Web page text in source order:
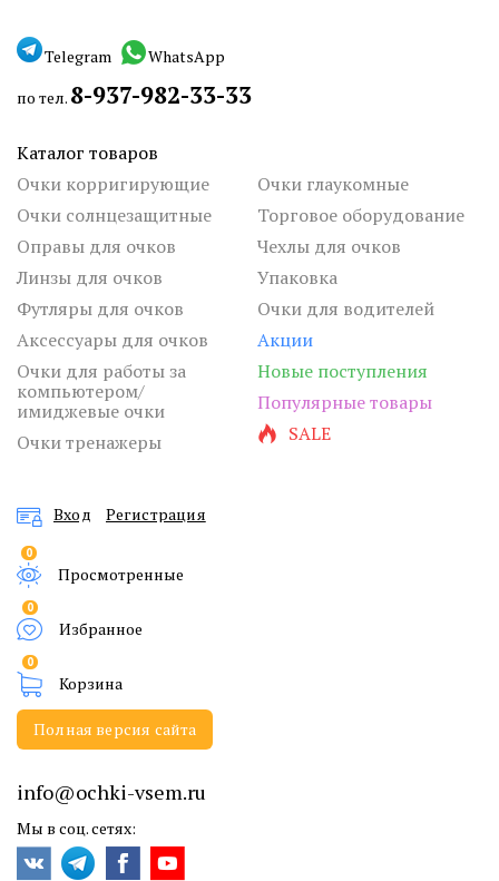
Telegram
WhatsApp
по тел. 8-937-982-33-33
info@ochki-vsem.ru
Мы в соц. сетях:
Каталог товаров
Очки корригирующие
Очки солнцезащитные
Оправы для очков
Линзы для очков
Футляры для очков
Аксессуары для очков
Очки для работы за
компьютером/
имиджевые очки
Очки тренажеры
Очки глаукомные
Торговое оборудование
Чехлы для очков
Упаковка
Очки для водителей
Акции
Новые поступления
Популярные товары
SALE
Вход Регистрация
0
Просмотренные
0
Избранное
0
Корзина
Полная версия сайта